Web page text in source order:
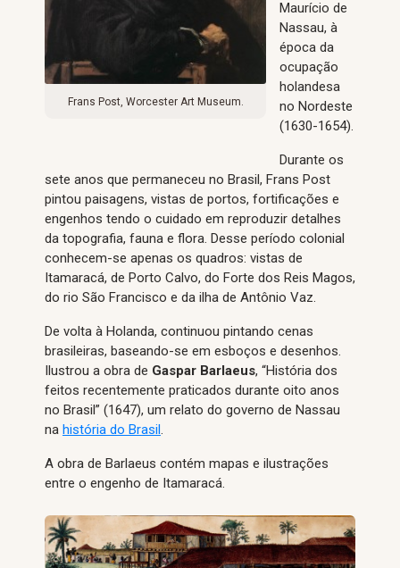
Frans Post, Worcester Art Museum.
Maurício de
Nassau, à
época da
ocupação
holandesa
no Nordeste
(1630-1654).
Durante os
sete anos que permaneceu no Brasil, Frans Post
pintou paisagens, vistas de portos, fortificações e
engenhos tendo o cuidado em reproduzir detalhes
da topografia, fauna e flora. Desse período colonial
conhecem-se apenas os quadros: vistas de
Itamaracá, de Porto Calvo, do Forte dos Reis Magos,
do rio São Francisco e da ilha de Antônio Vaz.
De volta à Holanda, continuou pintando cenas
brasileiras, baseando-se em esboços e desenhos.
Ilustrou a obra de Gaspar Barlaeus, “História dos
feitos recentemente praticados durante oito anos
no Brasil” (1647), um relato do governo de Nassau
na história do Brasil.
A obra de Barlaeus contém mapas e ilustrações
entre o engenho de Itamaracá.